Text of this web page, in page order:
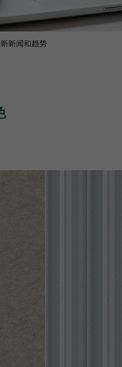
新闻和趋势